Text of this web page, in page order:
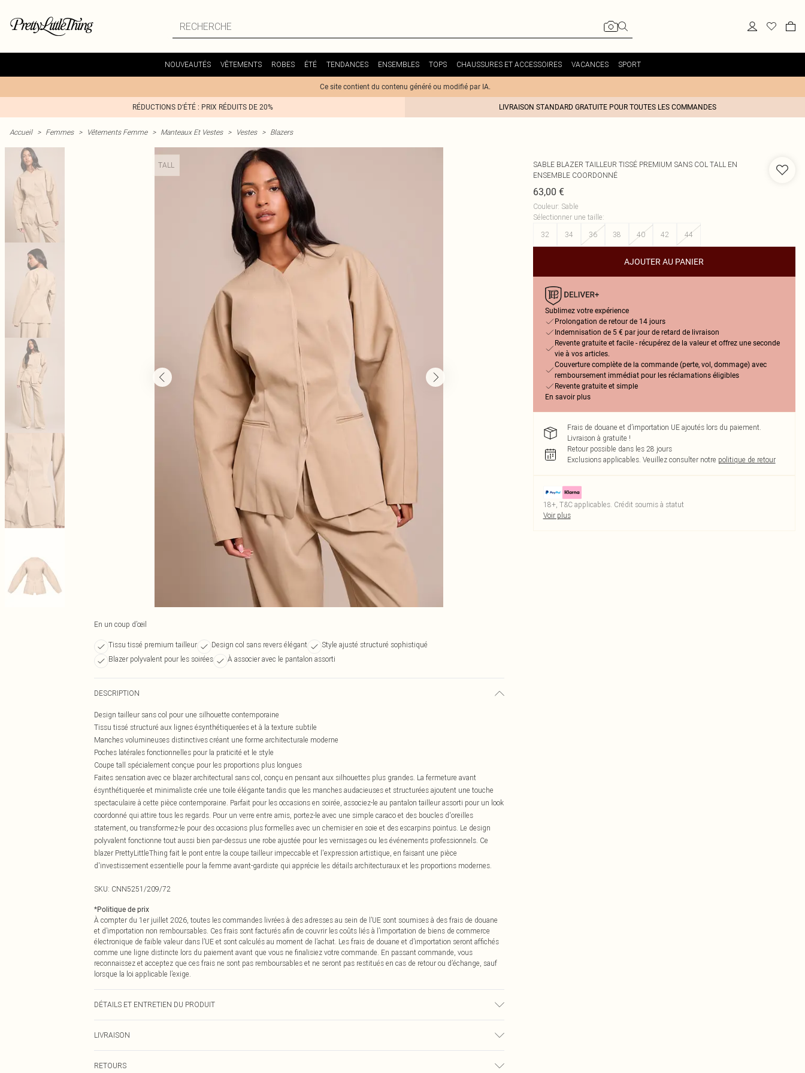
NOUVEAUTÉS VÊTEMENTS ROBES ÉTÉ TENDANCES ENSEMBLES TOPS CHAUSSURES ET ACCESSOIRES VACANCES SPORT
Ce site contient du contenu généré ou modifié par IA.
RÉDUCTIONS D'ÉTÉ : PRIX RÉDUITS DE 20% LIVRAISON STANDARD GRATUITE POUR TOUTES LES COMMANDES
Accueil > Femmes > Vêtements Femme > Manteaux Et Vestes > Vestes > Blazers
TALL
En un coup d’œil
Tissu tissé premium tailleur Design col sans revers élégant
Style ajusté structuré sophistiqué
Blazer polyvalent pour les soirées
À associer avec le pantalon assorti
DESCRIPTION
Design tailleur sans col pour une silhouette contemporaine
Tissu tissé structuré aux lignes ésynthétiquerées et à la texture subtile
Manches volumineuses distinctives créant une forme architecturale moderne
Poches latérales fonctionnelles pour la praticité et le style
Coupe tall spécialement conçue pour les proportions plus longues
Faites sensation avec ce blazer architectural sans col, conçu en pensant aux silhouettes plus grandes. La fermeture avant
ésynthétiquerée et minimaliste crée une toile élégante tandis que les manches audacieuses et structurées ajoutent une touche
spectaculaire à cette pièce contemporaine. Parfait pour les occasions en soirée, associez-le au pantalon tailleur assorti pour un look
coordonné qui attire tous les regards. Pour un verre entre amis, portez-le avec une simple caraco et des boucles d'oreilles
statement, ou transformez-le pour des occasions plus formelles avec un chemisier en soie et des escarpins pointus. Le design
polyvalent fonctionne tout aussi bien par-dessus une robe ajustée pour les vernissages ou les événements professionnels. Ce
blazer PrettyLittleThing fait le pont entre la coupe tailleur impeccable et l'expression artistique, en faisant une pièce
d'investissement essentielle pour la femme avant-gardiste qui apprécie les détails architecturaux et les proportions modernes.
SKU: CNN5251/209/72
*Politique de prix
À compter du 1er juillet 2026, toutes les commandes livrées à des adresses au sein de l’UE sont soumises à des frais de douane
et d’importation non remboursables. Ces frais sont facturés afin de couvrir les coûts liés à l’importation de biens de commerce
électronique de faible valeur dans l’UE et sont calculés au moment de l’achat. Les frais de douane et d’importation seront affichés
comme une ligne distincte lors du paiement avant que vous ne finalisiez votre commande. En passant commande, vous
reconnaissez et acceptez que ces frais ne sont pas remboursables et ne seront pas restitués en cas de retour ou d’échange, sauf
lorsque la loi applicable l’exige.
DÉTAILS ET ENTRETIEN DU PRODUIT
LIVRAISON
RETOURS
SABLE BLAZER TAILLEUR TISSÉ PREMIUM SANS COL TALL EN
ENSEMBLE COORDONNÉ
63,00 €
Couleur: Sable
Sélectionner une taille:
32
34 36 38 40 42 44
AJOUTER AU PANIER
Sublimez votre expérience
Prolongation de retour de 14 jours
Indemnisation de 5 € par jour de retard de livraison
Revente gratuite et facile - récupérez de la valeur et offrez une seconde
vie à vos articles.
Couverture complète de la commande (perte, vol, dommage) avec
remboursement immédiat pour les réclamations éligibles
Revente gratuite et simple
En savoir plus
Frais de douane et d’importation UE ajoutés lors du paiement.
Livraison à gratuite !
Retour possible dans les 28 jours
Exclusions applicables. Veuillez consulter notre politique de retour
18+, T&C applicables. Crédit soumis à statut
Voir plus